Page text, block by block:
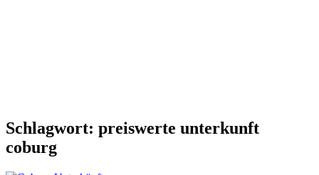
Schlagwort: preiswerte unterkunft
coburg